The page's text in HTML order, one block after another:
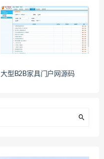
大型B2B家具门户网源码